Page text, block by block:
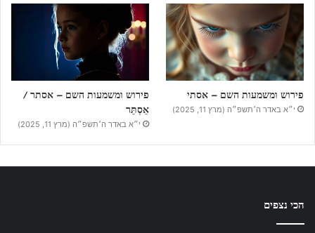
פירוש ומשמעות השם – אסתי
י״א באדר ה׳תשפ״ה (מרץ 11, 2025)
פירוש ומשמעות השם – אסתר /
אֵסְתֵּר
י״א באדר ה׳תשפ״ה (מרץ 11, 2025)
הכי נצפים